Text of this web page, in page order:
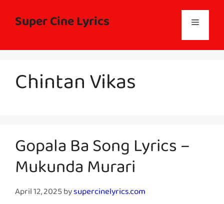
contentSuper Cine Lyrics Menu
Chintan Vikas
Gopala Ba Song Lyrics –
Mukunda Murari
April 12, 2025bysupercinelyrics.com